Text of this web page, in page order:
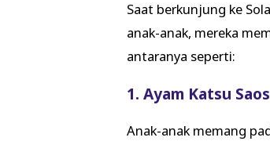
Saat berkunjung ke
anak-anak, mereka
antaranya seperti:
1. Ayam Katsu
Anak-anak memang